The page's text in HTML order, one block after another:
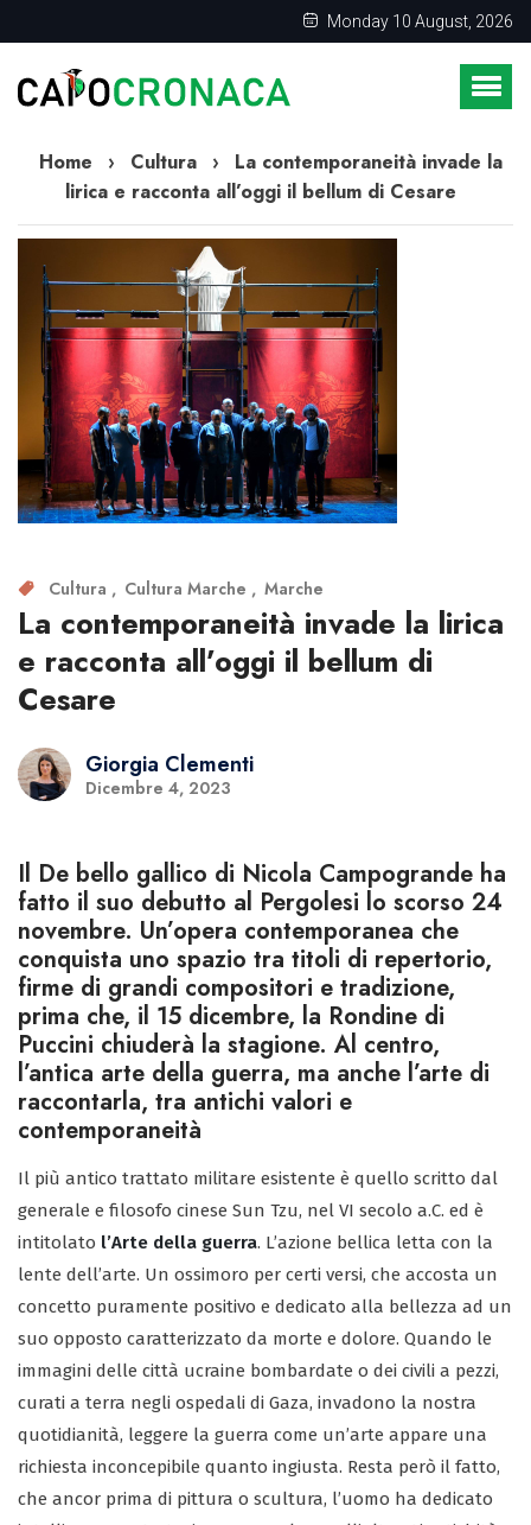
Monday 10 August, 2026
Home › Cultura ›
La contemporaneità invade la
lirica e racconta all’oggi il bellum di Cesare
Cultura Cultura Marche Marche
La contemporaneità invade la lirica
e racconta all’oggi il bellum di
Cesare
Giorgia Clementi
Dicembre 4, 2023
Il De bello gallico di Nicola Campogrande ha
fatto il suo debutto al Pergolesi lo scorso 24
novembre. Un’opera contemporanea che
conquista uno spazio tra titoli di repertorio,
firme di grandi compositori e tradizione,
prima che, il 15 dicembre, la Rondine di
Puccini chiuderà la stagione. Al centro,
l’antica arte della guerra, ma anche l’arte di
raccontarla, tra antichi valori e
contemporaneità
Il più antico trattato militare esistente è quello scritto dal
generale e filosofo cinese Sun Tzu, nel VI secolo a.C. ed è
intitolato l’Arte della guerra. L’azione bellica letta con la
lente dell’arte. Un ossimoro per certi versi, che accosta un
concetto puramente positivo e dedicato alla bellezza ad un
suo opposto caratterizzato da morte e dolore. Quando le
immagini delle città ucraine bombardate o dei civili a pezzi,
curati a terra negli ospedali di Gaza, invadono la nostra
quotidianità, leggere la guerra come un’arte appare una
richiesta inconcepibile quanto ingiusta. Resta però il fatto,
che ancor prima di pittura o scultura, l’uomo ha dedicato